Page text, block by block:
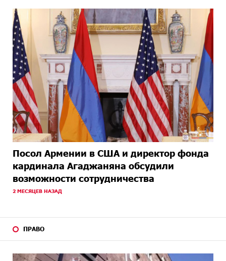
Посол Армении в США и директор фонда
кардинала Агаджаняна обсудили
возможности сотрудничества
2 МЕСЯЦЕВ НАЗАД
ПРАВО